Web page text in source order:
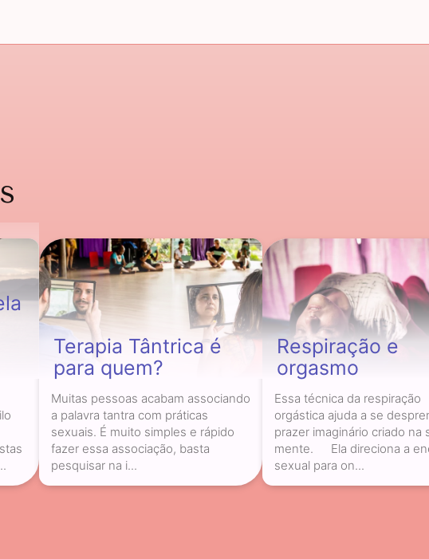
Terapia Tântrica é
para quem?
Muitas pessoas acabam associando
a palavra tantra com práticas
sexuais. É muito simples e rápido
fazer essa associação, basta
pesquisar na i...
Respiração e
orgasmo
Essa técnica da respiração
orgástica ajuda a se
prazer imaginário criado na
mente.⠀⠀Ela direciona a
sexual para on...